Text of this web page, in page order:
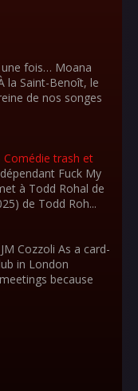
fois… Moana
la Saint-Benoît, le
de nos songes
Comédie trash et
Fuck My
à Todd Rohal de
de Todd Roh...
Cozzoli As a card-
in London
because